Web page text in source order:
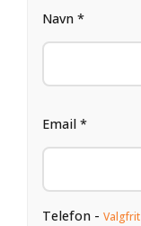
Navn *
Email *
Telefon - Valgfrit